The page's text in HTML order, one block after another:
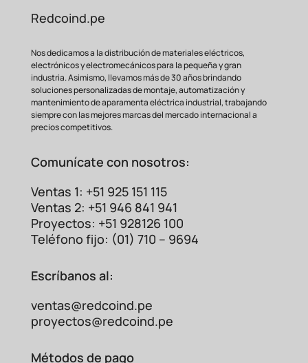
Redcoind.pe
Nos dedicamos a la distribución de materiales eléctricos,
electrónicos y electromecánicos para la pequeña y gran
industria. Asimismo, llevamos más de 30 años brindando
soluciones personalizadas de montaje, automatización y
mantenimiento de aparamenta eléctrica industrial, trabajando
siempre con las mejores marcas del mercado internacional a
precios competitivos.
Comunícate con nosotros:
Ventas 1: +51 925 151 115
Ventas 2: +51 946 841 941
Proyectos: +51 928126 100
Teléfono fijo: (01) 710 – 9694
Escríbanos al:
ventas@redcoind.pe
proyectos@redcoind.pe
Métodos de pago